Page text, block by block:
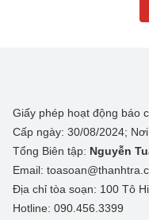
Giấy phép hoạt động báo
Cấp ngày: 30/08/2024;
Tổng Biên tập: Nguyễn
Email:
Địa chỉ tòa soạn: 100 Tô
Hotline: 090.456.3399